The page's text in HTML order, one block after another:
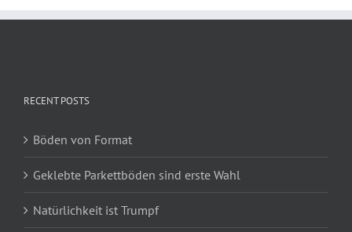
RECENT POSTS
Böden von Format
Geklebte Parkettböden sind erste Wahl
Natürlichkeit ist Trumpf